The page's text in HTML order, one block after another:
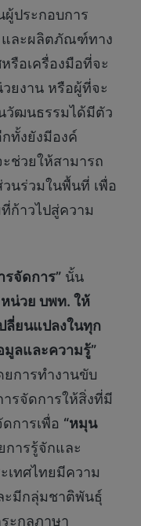
ผู้ประกอบการ
และผลิตภัณฑ์ทาง
รือเครื่องมือที่จะ
ยงาน หรือผู้ที่จะ
วัฒนธรรมได้มีตัว
ทั้งยังมีองค์
ช่วยให้สามารถ
นร่วมในพื้นที่ เพื่อ
ก้าวไปสู่ความ
รจัดการ” นั้น
หน่วย บพท. ให้
ลี่ยนแปลงในทุก
ลและความรู้”
การทำงานขับ
รจัดการให้สิ่งที่มี
การเพื่อ “หมุน
การรู้จักและ
เทศไทยมีความ
ะมีกลุ่มชาติพันธุ์
ะกูลภาษา